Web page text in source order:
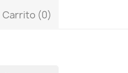
Carrito (0)